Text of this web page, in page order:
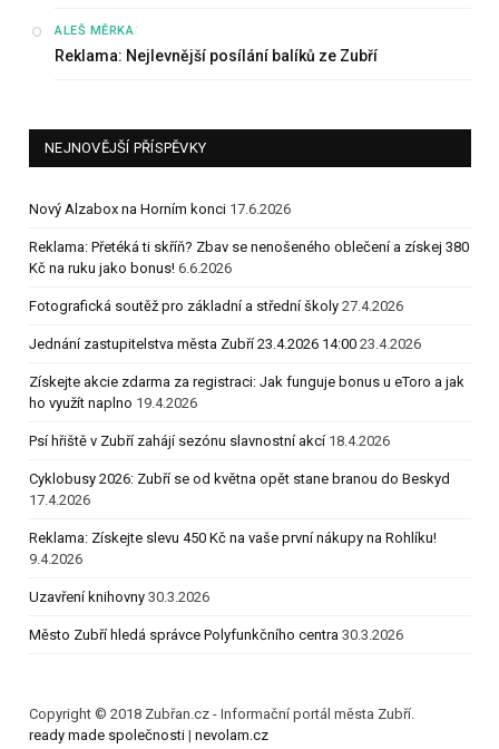
ALEŠ MĚRKA:
Reklama: Nejlevnější posílání balíků ze Zubří
NEJNOVĚJŠÍ PŘÍSPĚVKY
Nový Alzabox na Horním konci 17.6.2026
Reklama: Přetéká ti skříň? Zbav se nenošeného oblečení a získej 380
Kč na ruku jako bonus! 6.6.2026
Fotografická soutěž pro základní a střední školy 27.4.2026
Jednání zastupitelstva města Zubří 23.4.2026 14:00 23.4.2026
Získejte akcie zdarma za registraci: Jak funguje bonus u eToro a jak
ho využít naplno 19.4.2026
Psí hřiště v Zubří zahájí sezónu slavnostní akcí 18.4.2026
Cyklobusy 2026: Zubří se od května opět stane branou do Beskyd
17.4.2026
Reklama: Získejte slevu 450 Kč na vaše první nákupy na Rohlíku!
9.4.2026
Uzavření knihovny 30.3.2026
Město Zubří hledá správce Polyfunkčního centra 30.3.2026
Copyright © 2018 Zubřan.cz - Informační portál města Zubří.
ready made společnosti | nevolam.cz